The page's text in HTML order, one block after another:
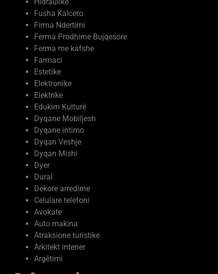
Hotele
Hidrosanitare dhe Pllaka
Hidraulike
Fusha Kalceto
Firma Ndertimi
Ferma Prodhime Bujqesore
Ferma me kafshe
Farmaci
Estetike
Elektronike
Elektrike
Edukim Kulturë
Dyqane Mobiljesh
Dyqane intimo
Dyqan Veshje
Dyqan Mishi
Dyer
Dural
Dekore arredime
Celulare telefoni
Avokate
Auto makina
Atraksione turistike